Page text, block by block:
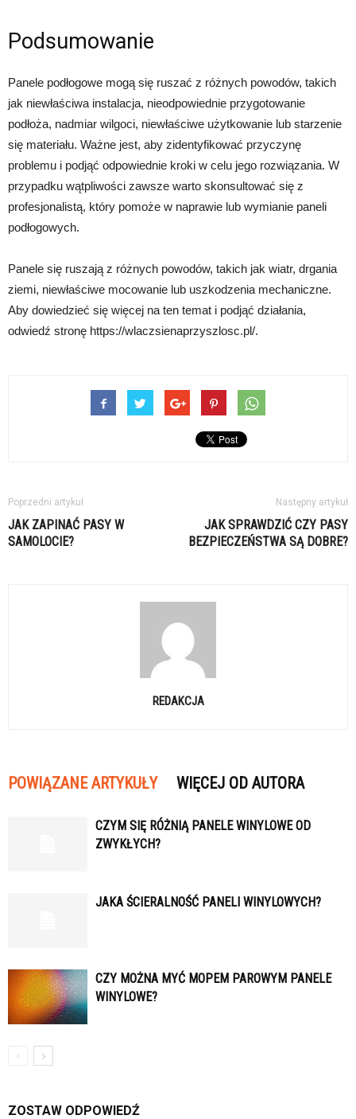
Podsumowanie
Panele podłogowe mogą się ruszać z różnych powodów, takich
jak niewłaściwa instalacja, nieodpowiednie przygotowanie
podłoża, nadmiar wilgoci, niewłaściwe użytkowanie lub starzenie
się materiału. Ważne jest, aby zidentyfikować przyczynę
problemu i podjąć odpowiednie kroki w celu jego rozwiązania. W
przypadku wątpliwości zawsze warto skonsultować się z
profesjonalistą, który pomoże w naprawie lub wymianie paneli
podłogowych.
Panele się ruszają z różnych powodów, takich jak wiatr, drgania
ziemi, niewłaściwe mocowanie lub uszkodzenia mechaniczne.
Aby dowiedzieć się więcej na ten temat i podjąć działania,
odwiedź stronę https://wlaczsienaprzyszlosc.pl/.
Poprzedni artykuł
JAK ZAPINAĆ PASY W
SAMOLOCIE?
Następny artykuł
JAK SPRAWDZIĆ CZY PASY
BEZPIECZEŃSTWA SĄ DOBRE?
REDAKCJA
POWIĄZANE ARTYKUŁY WIĘCEJ OD AUTORA
CZYM SIĘ RÓŻNIĄ PANELE WINYLOWE OD
ZWYKŁYCH?
JAKA ŚCIERALNOŚĆ PANELI WINYLOWYCH?
CZY MOŻNA MYĆ MOPEM PAROWYM PANELE
WINYLOWE?
ZOSTAW ODPOWIEDŹ